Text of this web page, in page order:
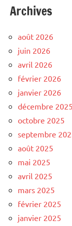
Archives
août 2026
juin 2026
avril 2026
février 2026
janvier 2026
décembre 2025
octobre 2025
septembre
août 2025
mai 2025
avril 2025
mars 2025
février 2025
janvier 2025